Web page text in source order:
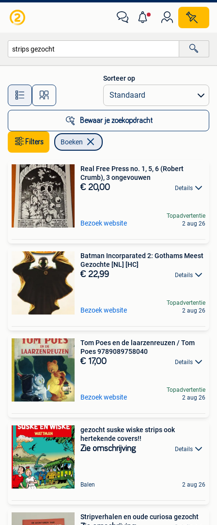
Alle afstanden…
Sorteer op
Bewaar je zoekopdracht
Filters Boeken
Real Free Press no. 1, 5, 6 (Robert
Crumb), 3 ongevouwen
€ 20,00 Details
Bezoek website
Topadvertentie
2 aug 26
Batman Incorparated 2: Gothams Meest
Gezochte [NL] [HC]
€ 22,99 Details
Bezoek website
Topadvertentie
2 aug 26
Tom Poes en de laarzenreuzen / Tom
Poes 9789089758040
€ 17,00 Details
Bezoek website
Topadvertentie
2 aug 26
gezocht suske wiske strips ook
hertekende covers!!
Zie omschrijving Details
Balen 2 aug 26
Stripverhalen en oude curiosa gezocht